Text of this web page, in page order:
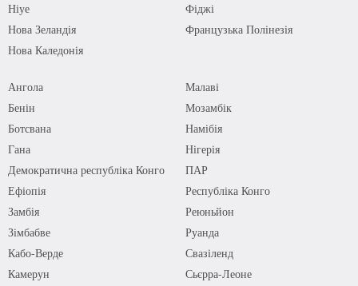
Ніуе
Нова Зеландія
Нова Каледонія
Фіджі
Французька Полінезія
Ангола
Бенін
Ботсвана
Гана
Демократична республіка Конго
Ефіопія
Замбія
Зімбабве
Кабо-Верде
Камерун
Малаві
Мозамбік
Намібія
Нігерія
ПАР
Республіка Конго
Реюньйон
Руанда
Свазіленд
Сьєрра-Леоне